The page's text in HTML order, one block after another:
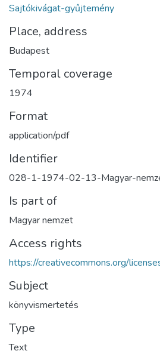
Sajtókivágat-gyűjtemény
Place, address
Budapest
Temporal coverage
1974
Format
application/pdf
Identifier
028-1-1974-02-13-Magyar-
Is part of
Magyar nemzet
Access rights
https://creativecommons.org/
Subject
könyvismertetés
Type
Text